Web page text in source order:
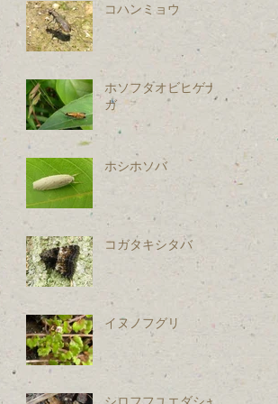
コハンミョウ
ホソフタオビヒゲナ
ガ
ホシホソバ
コガタキシタバ
イヌノフグリ
シロフフユエダシャ